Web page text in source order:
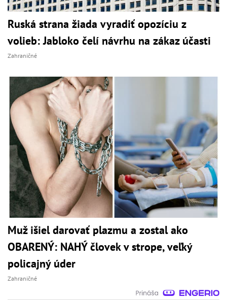
Ruská strana žiada vyradiť opozíciu z
volieb: Jabloko čelí návrhu na zákaz účasti
Zahraničné
Muž išiel darovať plazmu a zostal ako
OBARENÝ: NAHÝ človek v strope, veľký
policajný úder
Zahraničné